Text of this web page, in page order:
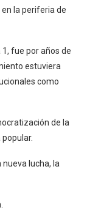
la periferia de
1, fue por años de
estuviera
como
de la
lucha, la